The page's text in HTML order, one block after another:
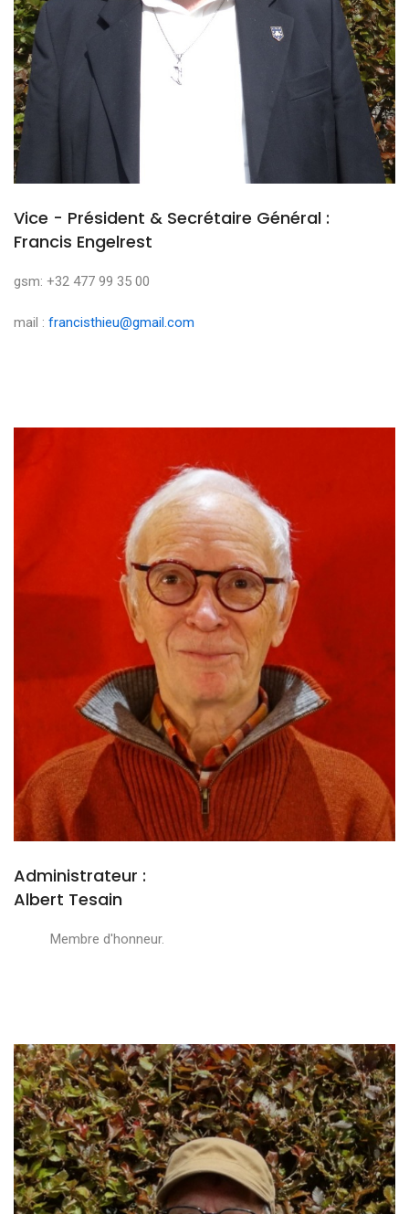
Vice - Président & Secrétaire Général :
Francis Engelrest
gsm: +32 477 99 35 00
mail : francisthieu@gmail.com
Administrateur :
Albert Tesain
Membre d'honneur.